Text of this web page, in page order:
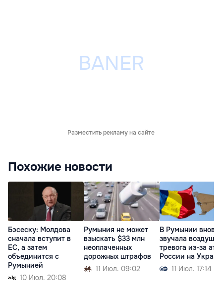
Разместить рекламу на сайте
Похожие новости
Бэсеску: Молдова
сначала вступит в
ЕС, а затем
объединится с
Румынией
10 Июл. 20:08
Румыния не может
взыскать $33 млн
неоплаченных
дорожных штрафов
11 Июл. 09:02
В Румынии вновь
звучала
тревога из-за
России на
11 Июл. 17:14